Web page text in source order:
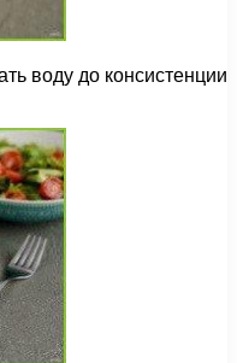
воду до консистенции